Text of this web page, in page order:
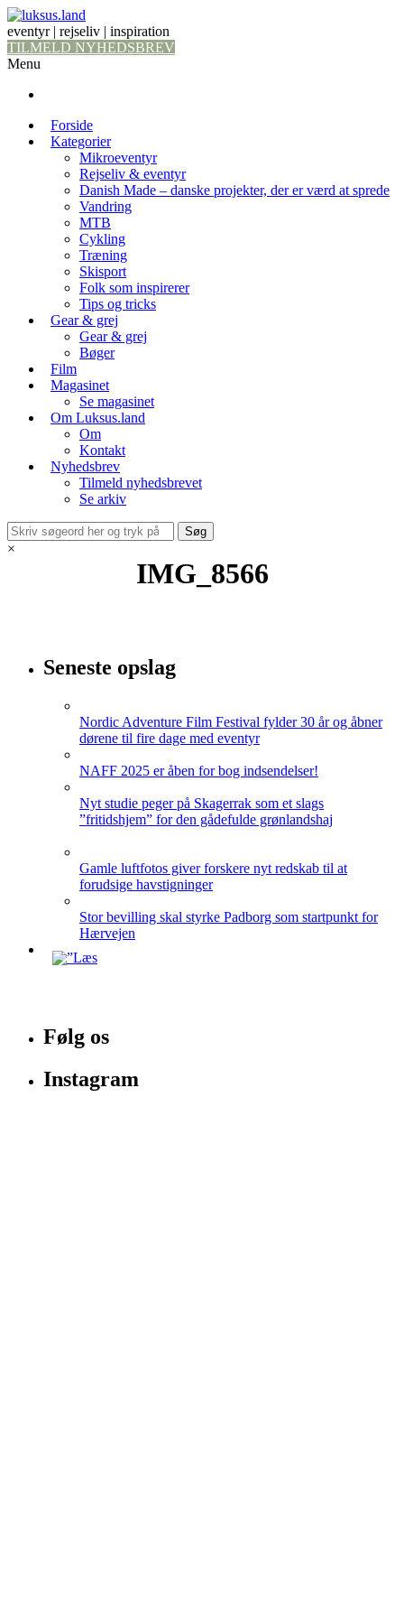
eventyr | rejseliv | inspiration
TILMELD NYHEDSBREV
Menu
Forside
Kategorier
Mikroeventyr
Rejseliv & eventyr
Danish Made – danske projekter, der er værd at sprede
Vandring
MTB
Cykling
Træning
Skisport
Folk som inspirerer
Tips og tricks
Gear & grej
Gear & grej
Bøger
Film
Magasinet
Se magasinet
Om Luksus.land
Om
Kontakt
Nyhedsbrev
Tilmeld nyhedsbrevet
Se arkiv
×
IMG_8566
Seneste opslag
Nordic Adventure Film Festival fylder 30 år og åbner
dørene til fire dage med eventyr
NAFF 2025 er åben for bog indsendelser!
Nyt studie peger på Skagerrak som et slags
”fritidshjem” for den gådefulde grønlandshaj
Gamle luftfotos giver forskere nyt redskab til at
forudsige havstigninger
Stor bevilling skal styrke Padborg som startpunkt for
Hærvejen
Følg os
Instagram